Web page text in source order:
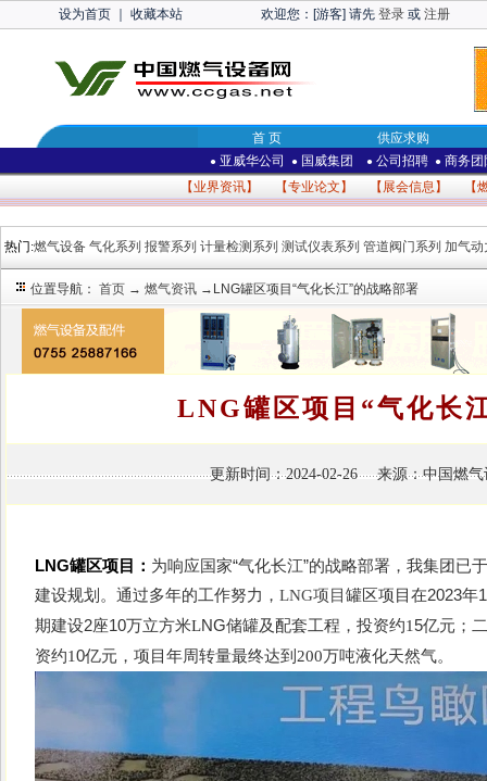
设为首页｜ 收藏本站 欢迎您：[游客] 请先 登录 或 注册
首 页 供应求购
● 亚威华公司 ● 国威集团 ● 公司招聘 ● 商务团
【业界资讯】 【专业论文 】 【 展会信息 】 【
热门:燃气设备 气化系列 报警系列 计量检测系列 测试仪表系列 管道阀门系列 加气动
位置导航： 首页 → 燃气资讯 →LNG罐区项目“气化长江”的战略部署
LNG罐区项目“气化长
更新时间：2024-02-26 来源：中国燃
LNG罐区项目： 为响应国家“气化长江”的战略部署，我集团已
建设规划。通过多年的工作努力， LNG项目 罐区项目在2023年
期建设2座10万立方米LNG储罐及配套工程，投资约15亿元；
资约10亿元，项目年周转量最终达到200万吨液化天然气。